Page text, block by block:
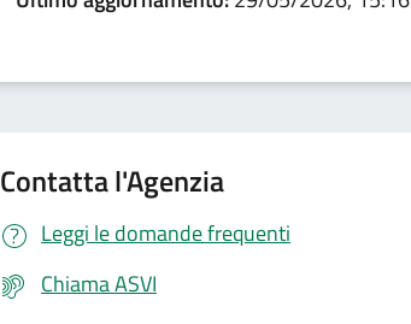
Contatta l'Agenzia
Leggi le domande frequenti
Chiama ASVI